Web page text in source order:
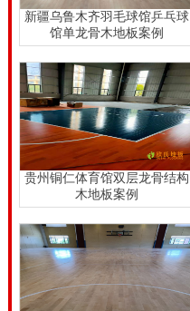
新疆乌鲁木齐羽毛球馆乒乓球
馆单龙骨木地板案例
贵州铜仁体育馆双层龙骨结构
木地板案例